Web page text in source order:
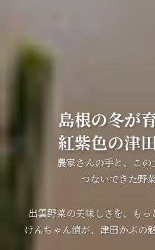
島根の冬が
紅紫色の津
農家さんの手と、この
つないできた野菜
出雲野菜の美味しさを、もっ
けんちゃん漬が、津田かぶの